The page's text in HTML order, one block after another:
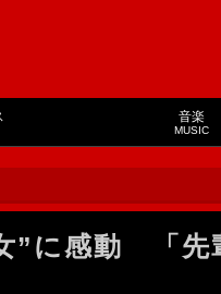
音楽
MUSIC
”に感動 「先